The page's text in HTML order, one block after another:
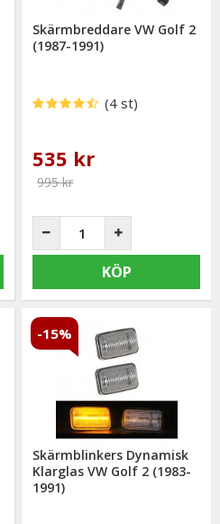
Skärmbreddare VW Golf 2
(1987-1991)
(4 st)
535 kr
995 kr
KÖP
Skärmblinkers Dynamisk
Klarglas VW Golf 2 (1983-
1991)
-15%